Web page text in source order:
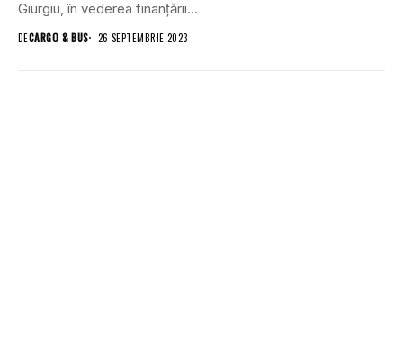
Giurgiu, în vederea finanţării...
DECARGO & BUS 26 SEPTEMBRIE 2023